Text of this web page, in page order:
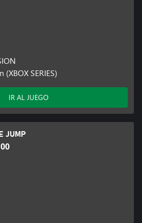
(XBOX SERIES)
IR AL JUEGO
JUMP